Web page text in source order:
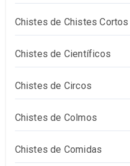
Chistes de Chistes Cortos
Chistes de Científicos
Chistes de Circos
Chistes de Colmos
Chistes de Comidas